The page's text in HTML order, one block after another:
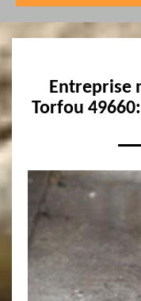
Entreprise
Torfou